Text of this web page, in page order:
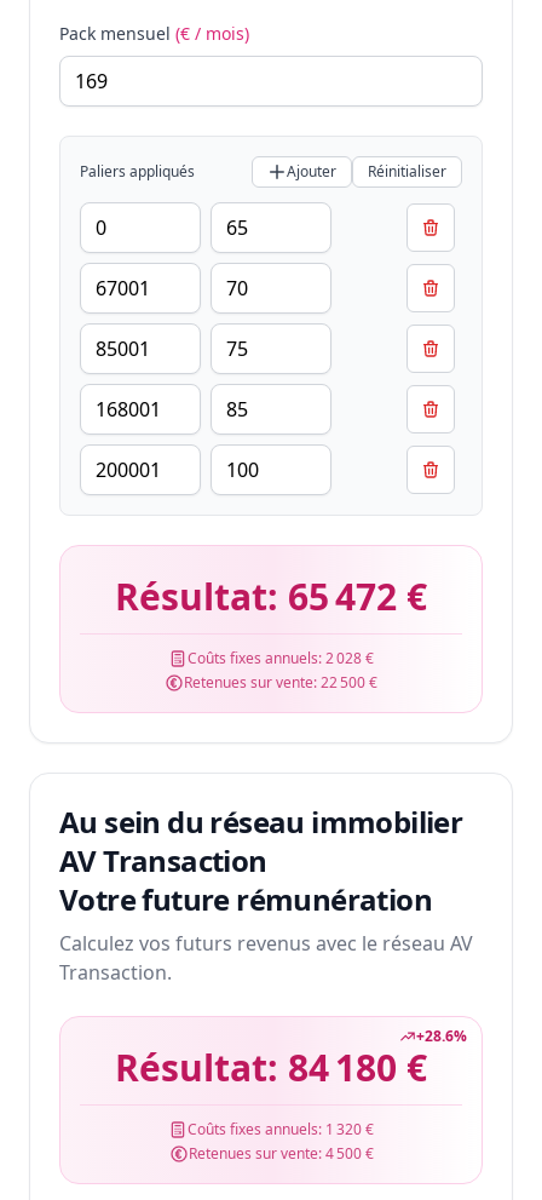
Pack mensuel (€ / mois)
Paliers appliqués Ajouter Réinitialiser
Résultat: 65 472 €
Coûts fixes annuels:2 028 €
Retenues sur vente:22 500 €
Au sein du réseau immobilier
AV Transaction
Votre future rémunération
Calculez vos futurs revenus avec le réseau AV
Transaction.
+28.6%
Résultat: 84 180 €
Coûts fixes annuels: 1 320 €
Retenues sur vente:4 500 €